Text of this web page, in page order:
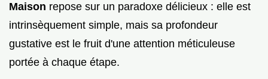
Maison repose sur un paradoxe délicieux : elle est
intrinsèquement simple, mais sa profondeur
gustative est le fruit d'une attention méticuleuse
portée à chaque étape.